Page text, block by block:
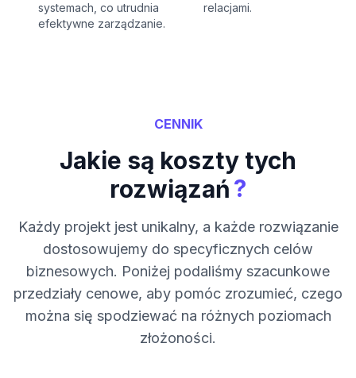
systemach, co utrudnia
efektywne zarządzanie.
relacjami.
CENNIK
Jakie są koszty tych
rozwiązań?
Każdy projekt jest unikalny, a każde rozwiązanie
dostosowujemy do specyficznych celów
biznesowych. Poniżej podaliśmy szacunkowe
przedziały cenowe, aby pomóc zrozumieć, czego
można się spodziewać na różnych poziomach
złożoności.